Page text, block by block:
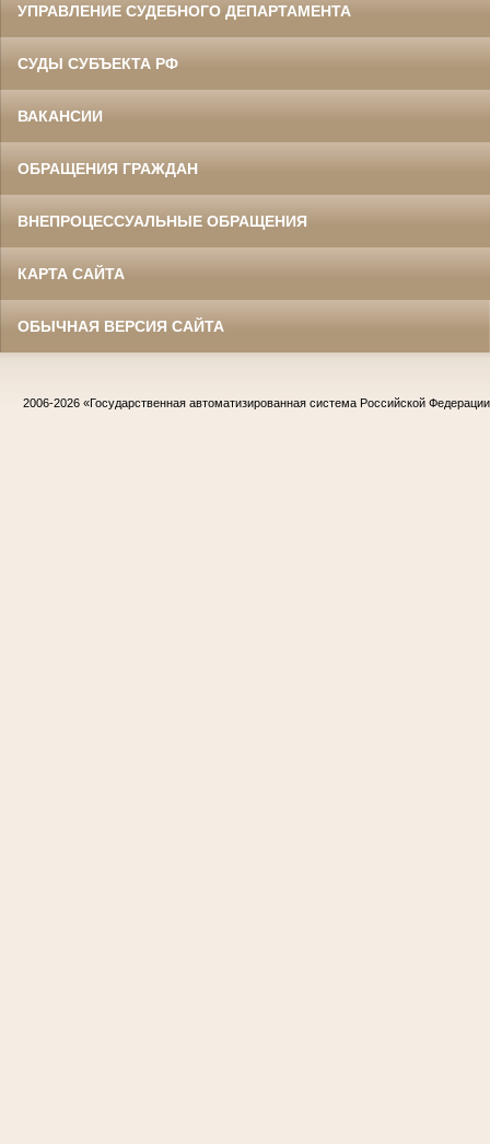
УПРАВЛЕНИЕ СУДЕБНОГО ДЕПАРТАМЕНТА
СУДЫ СУБЪЕКТА РФ
ВАКАНСИИ
ОБРАЩЕНИЯ ГРАЖДАН
ВНЕПРОЦЕССУАЛЬНЫЕ ОБРАЩЕНИЯ
КАРТА САЙТА
ОБЫЧНАЯ ВЕРСИЯ САЙТА
2006-2026 «Государственная автоматизированная система Российской